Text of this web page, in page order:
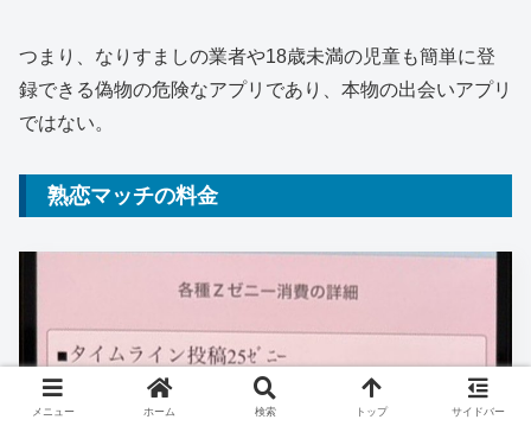
つまり、なりすましの業者や18歳未満の児童も簡単に登
録できる偽物の危険なアプリであり、本物の出会いアプリ
ではない。
熟恋マッチの料金
メニュー ホーム 検索 トップ サイドバー